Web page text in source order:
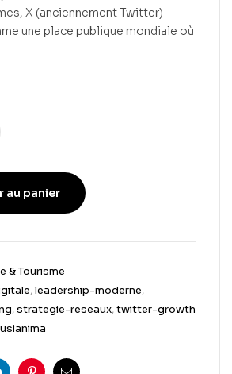
X (anciennement Twitter)
une place publique mondiale où
au panier
& Tourisme
,leadership-moderne,
,strategie-reseaux,twitter-growth